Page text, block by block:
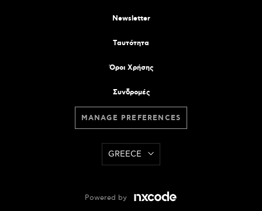
Newsletter
Tαυτότητα
Όροι Χρήσης
Συνδρομές
MANAGE PREFERENCES
GREECE
Powered by